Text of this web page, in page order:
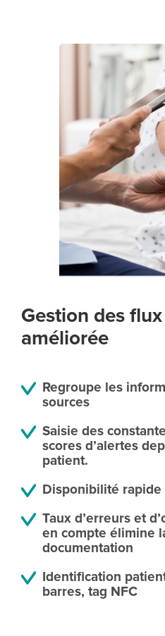
Gestion des
améliorée
Regroupe les
sources
Saisie des
scores d’alertes
patient.
Disponibilité rapide
Taux d’erreurs et
en compte élimine
documentation
Identification
barres, tag NFC